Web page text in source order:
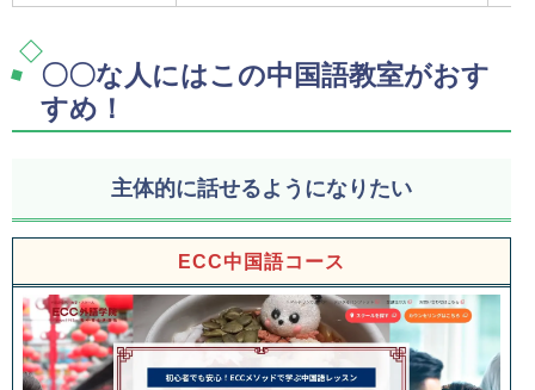
〇〇な人にはこの中国語教室がおす
すめ！
主体的に話せるようになりたい
ECC中国語コース